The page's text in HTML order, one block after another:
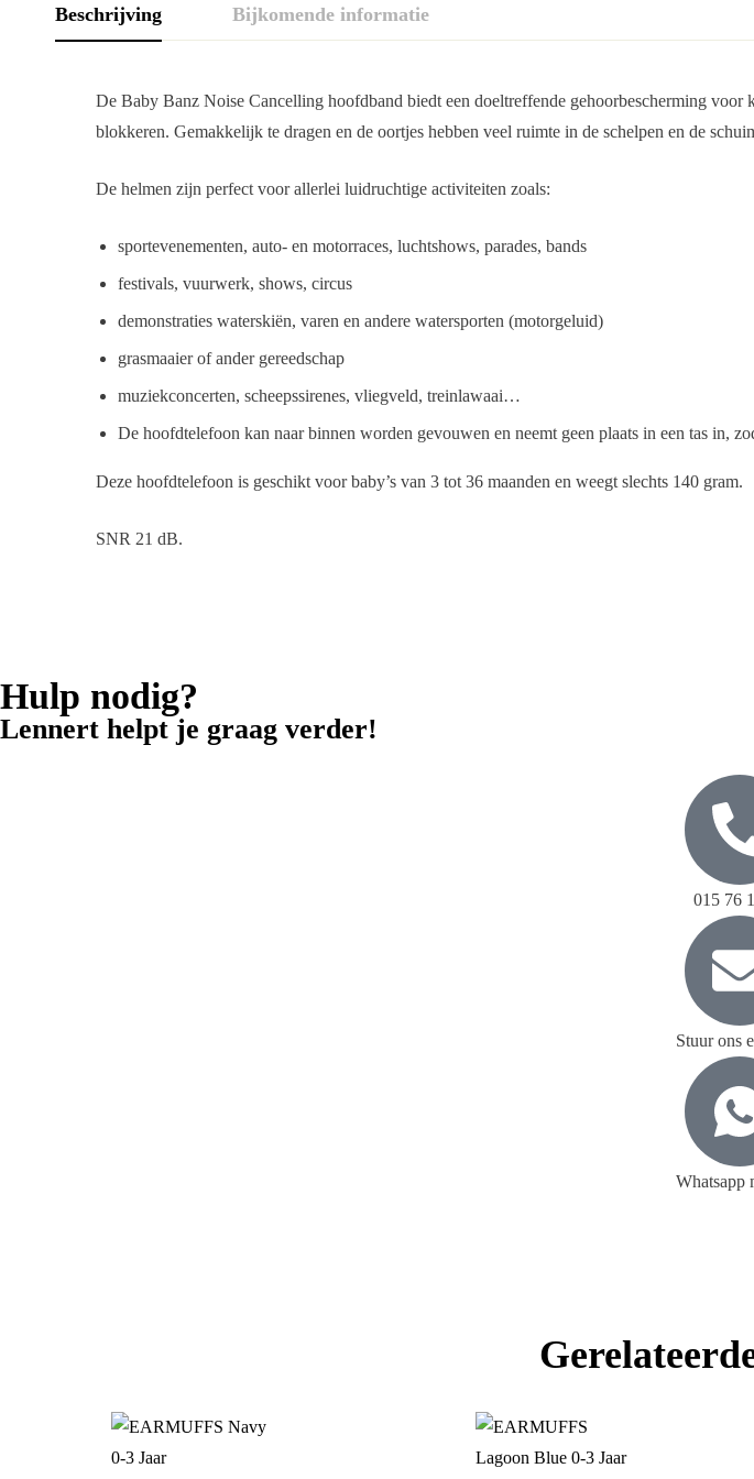
Beschrijving Bijkomende informatie
De Baby Banz Noise Cancelling hoofdband biedt een doeltreffende gehoorbescherming
blokkeren. Gemakkelijk te dragen en de oortjes hebben veel ruimte in de schelpen en de
De helmen zijn perfect voor allerlei luidruchtige activiteiten zoals:
sportevenementen, auto- en motorraces, luchtshows, parades, bands
festivals, vuurwerk, shows, circus
demonstraties waterskiën, varen en andere watersporten (motorgeluid)
grasmaaier of ander gereedschap
muziekconcerten, scheepssirenes, vliegveld, treinlawaai…
De hoofdtelefoon kan naar binnen worden gevouwen en neemt geen plaats in een tas in,
Deze hoofdtelefoon is geschikt voor baby’s van 3 tot 36 maanden en weegt slechts 140 gram.
SNR 21 dB.
Hulp nodig?
Lennert helpt je graag verder!
015 76
Stuur ons
Whatsapp